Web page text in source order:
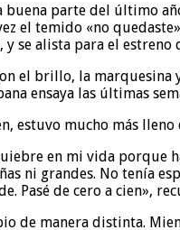
buena parte del último
el temido «no
y se alista para el
el brillo, la marquesina
ensaya las últimas
estuvo mucho más lleno
en mi vida porque
ni grandes. No tenía
Pasé de cero a cien»,
de manera distinta.